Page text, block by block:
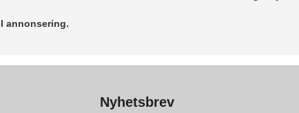
annonsering.
Nyhetsbrev